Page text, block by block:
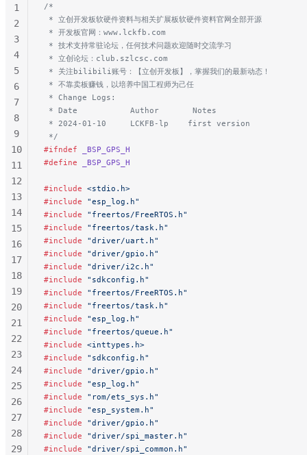
161
162
163
164
165
166
167
168
169
170
171
172
173
174
175
176
177
178
179
180
181
182
183
184
185
186
187
188
/*
* 立创开发板软硬件资料与相关扩展板软硬件资料官网全部开源
* 开发板官网：www.lckfb.com
* 技术支持常驻论坛，任何技术问题欢迎随时交流学习
* 立创论坛：club.szlcsc.com
* 关注bilibili账号：【立创开发板】，掌握我们的最新动态！
* 不靠卖板赚钱，以培养中国工程师为己任
* Change Logs:
* Date           Author       Notes
* 2024-01-10     LCKFB-lp    first version
*/
#ifndef _BSP_GPS_H
#define _BSP_GPS_H
#include <stdio.h>
#include "esp_log.h"
#include "freertos/FreeRTOS.h"
#include "freertos/task.h"
#include "driver/uart.h"
#include "driver/gpio.h"
#include "driver/i2c.h"
#include "sdkconfig.h"
#include "freertos/FreeRTOS.h"
#include "freertos/task.h"
#include "esp_log.h"
#include "freertos/queue.h"
#include <inttypes.h>
#include "sdkconfig.h"
#include "driver/gpio.h"
#include "esp_log.h"
#include "rom/ets_sys.h"
#include "esp_system.h"
#include "driver/gpio.h"
#include "driver/spi_master.h"
#include "driver/spi_common.h"
1
2
3
4
5
6
7
8
9
10
11
12
13
14
15
16
17
18
19
20
21
22
23
24
25
26
27
28
29